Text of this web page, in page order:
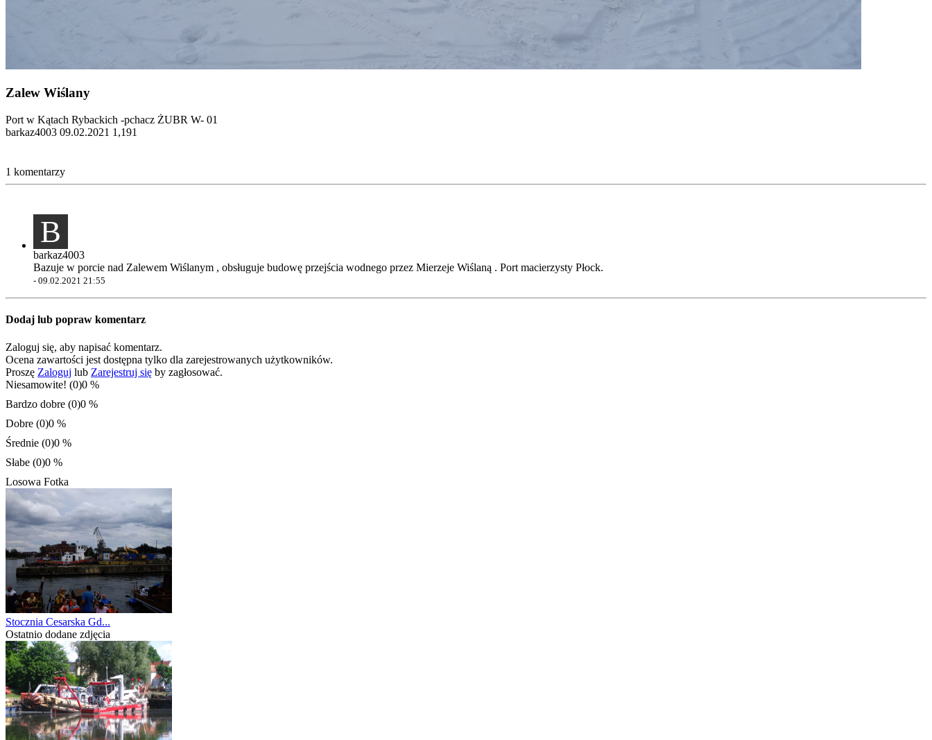
Zalew Wiślany
Port w Kątach Rybackich -pchacz ŻUBR W- 01
barkaz4003 09.02.2021 1,191
1 komentarzy
B
barkaz4003
Bazuje w porcie nad Zalewem Wiślanym , obsługuje budowę przejścia wodnego przez Mierzeje Wiślaną . Port macierzysty Płock.
- 09.02.2021 21:55
Dodaj lub popraw komentarz
Zaloguj się, aby napisać komentarz.
Ocena zawartości jest dostępna tylko dla zarejestrowanych użytkowników.
Proszę Zaloguj lub Zarejestruj się by zagłosować.
Niesamowite! (0)0 %
Bardzo dobre (0)0 %
Dobre (0)0 %
Średnie (0)0 %
Słabe (0)0 %
Losowa Fotka
Stocznia Cesarska Gd...
Ostatnio dodane zdjęcia